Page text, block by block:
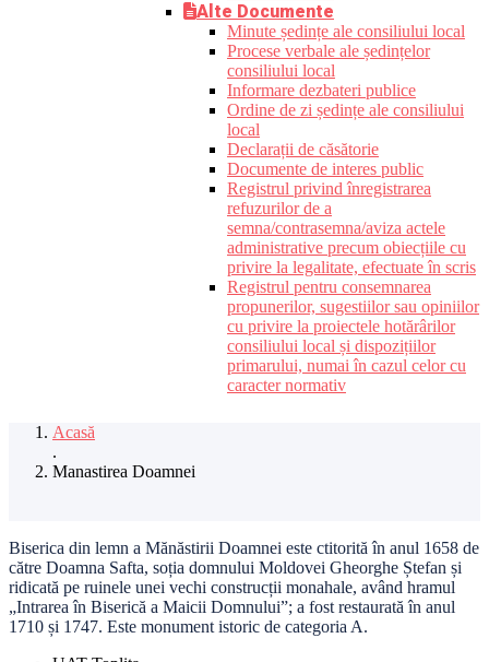
Alte Documente
Minute ședințe ale consiliului local
Procese verbale ale ședințelor
consiliului local
Informare dezbateri publice
Ordine de zi ședințe ale consiliului
local
Declarații de căsătorie
Documente de interes public
Registrul privind înregistrarea
refuzurilor de a
semna/contrasemna/aviza actele
administrative precum obiecțiile cu
privire la legalitate, efectuate în scris
Registrul pentru consemnarea
propunerilor, sugestiilor sau opiniilor
cu privire la proiectele hotărârilor
consiliului local și dispozițiilor
primarului, numai în cazul celor cu
caracter normativ
Acasă
.
Manastirea Doamnei
Biserica din lemn a Mănăstirii Doamnei este ctitorită în anul 1658 de
către Doamna Safta, soția domnului Moldovei Gheorghe Ștefan și
ridicată pe ruinele unei vechi construcții monahale, având hramul
„Intrarea în Biserică a Maicii Domnului”; a fost restaurată în anul
1710 și 1747. Este monument istoric de categoria A.